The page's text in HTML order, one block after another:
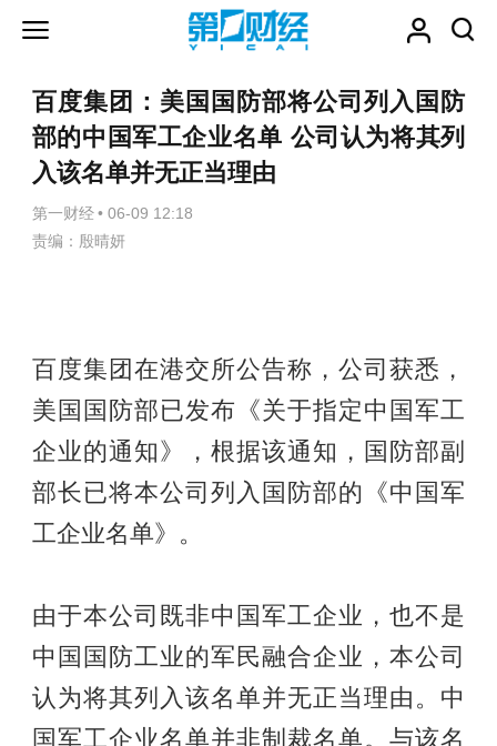
百度集团：美国国防部将公司列入国防
部的中国军工企业名单 公司认为将其列
入该名单并无正当理由
第一财经 • 06-09 12:18
责编：殷晴妍
百度集团在港交所公告称，公司获悉，
美国国防部已发布《关于指定中国军工
企业的通知》，根据该通知，国防部副
部长已将本公司列入国防部的《中国军
工企业名单》。
由于本公司既非中国军工企业，也不是
中国国防工业的军民融合企业，本公司
认为将其列入该名单并无正当理由。中
国军工企业名单并非制裁名单。与该名